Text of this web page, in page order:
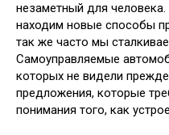
незаметный для
находим новые способы
так же часто мы
Самоуправляемые
которых не видели
предложения, которые
понимания того, как